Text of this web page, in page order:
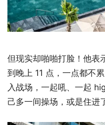
但现实却啪啪打脸！他表
到晚上 11 点，一点都不
入战场，一起吼、一起
己多一间操场，或是住进